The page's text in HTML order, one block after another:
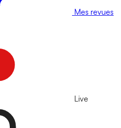
Mes revues
Live